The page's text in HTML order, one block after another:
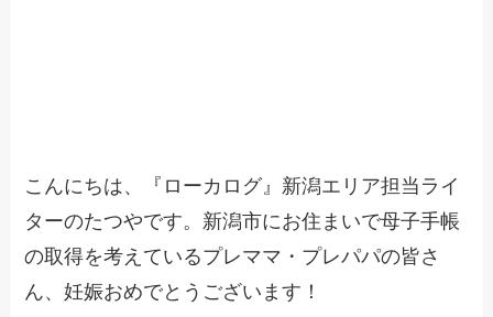
こんにちは、『ローカログ』新潟エリア担当ライ
ターのたつやです。新潟市にお住まいで母子手帳
の取得を考えているプレママ・プレパパの皆さ
ん、妊娠おめでとうございます！